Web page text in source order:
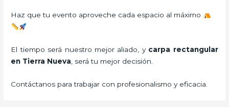
Haz que tu evento aproveche cada espacio al máximo
El tiempo será nuestro mejor aliado, y carpa rectangular
en Tierra Nueva , será tu mejor decisión.
Contáctanos para trabajar con profesionalismo y eficacia.